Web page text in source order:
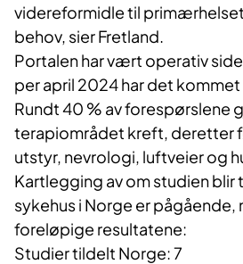
videreformidle til
behov, sier Fretland.
Portalen har vært operativ
per april 2024 har det
Rundt 40 % av forespørslene
terapiområdet kreft, deretter
utstyr, nevrologi, luftveier og
Kartlegging av om studien
sykehus i Norge er pågående,
foreløpige resultatene:
Studier tildelt Norge: 7